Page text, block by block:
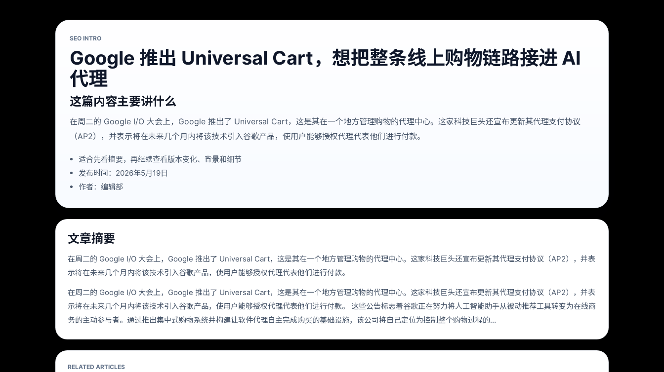
SEO INTRO
Google 推出 Universal Cart，想把整条线上购物链路接进 AI
代理
这篇内容主要讲什么
在周二的 Google I/O 大会上，Google 推出了 Universal Cart，这是其在一个地方管理购物的代理中心。这家科技巨头还宣布更新其代理支付协议
（AP2），并表示将在未来几个月内将该技术引入谷歌产品，使用户能够授权代理代表他们进行付款。
适合先看摘要，再继续查看版本变化、背景和细节
发布时间：2026年5月19日
作者：编辑部
文章摘要
在周二的 Google I/O 大会上，Google 推出了 Universal Cart，这是其在一个地方管理购物的代理中心。这家科技巨头还宣布更新其代理支付协议（AP2），并表
示将在未来几个月内将该技术引入谷歌产品，使用户能够授权代理代表他们进行付款。
在周二的 Google I/O 大会上，Google 推出了 Universal Cart，这是其在一个地方管理购物的代理中心。这家科技巨头还宣布更新其代理支付协议（AP2），并表
示将在未来几个月内将该技术引入谷歌产品，使用户能够授权代理代表他们进行付款。 这些公告标志着谷歌正在努力将人工智能助手从被动推荐工具转变为在线商
务的主动参与者。通过推出集中式购物系统并构建让软件代理自主完成购买的基础设施，该公司将自己定位为控制整个购物过程的…
RELATED ARTICLES